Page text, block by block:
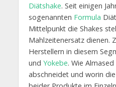
Diätshake. Seit einigen
sogenannten Formula
Mittelpunkt die Shakes
Mahlzeitenersatz dienen.
Herstellern in diesem
und Yokebe. Wie
abschneidet und worin